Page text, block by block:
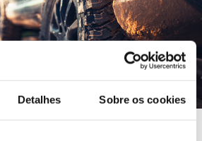
Detalhes Sobre os cookies
todo-o-terreno e